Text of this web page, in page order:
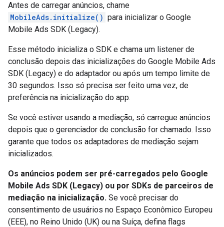
Antes de carregar anúncios, chame
MobileAds.initialize() para inicializar o Google
Mobile Ads SDK (Legacy).
Esse método inicializa o SDK e chama um listener de
conclusão depois das inicializações do Google Mobile Ads
SDK (Legacy) e do adaptador ou após um tempo limite de
30 segundos. Isso só precisa ser feito uma vez, de
preferência na inicialização do app.
Se você estiver usando a mediação, só carregue anúncios
depois que o gerenciador de conclusão for chamado. Isso
garante que todos os adaptadores de mediação sejam
inicializados.
Os anúncios podem ser pré-carregados pelo Google
Mobile Ads SDK (Legacy) ou por SDKs de parceiros de
mediação na inicialização. Se você precisar do
consentimento de usuários no Espaço Econômico Europeu
(EEE), no Reino Unido (UK) ou na Suíça, defina flags